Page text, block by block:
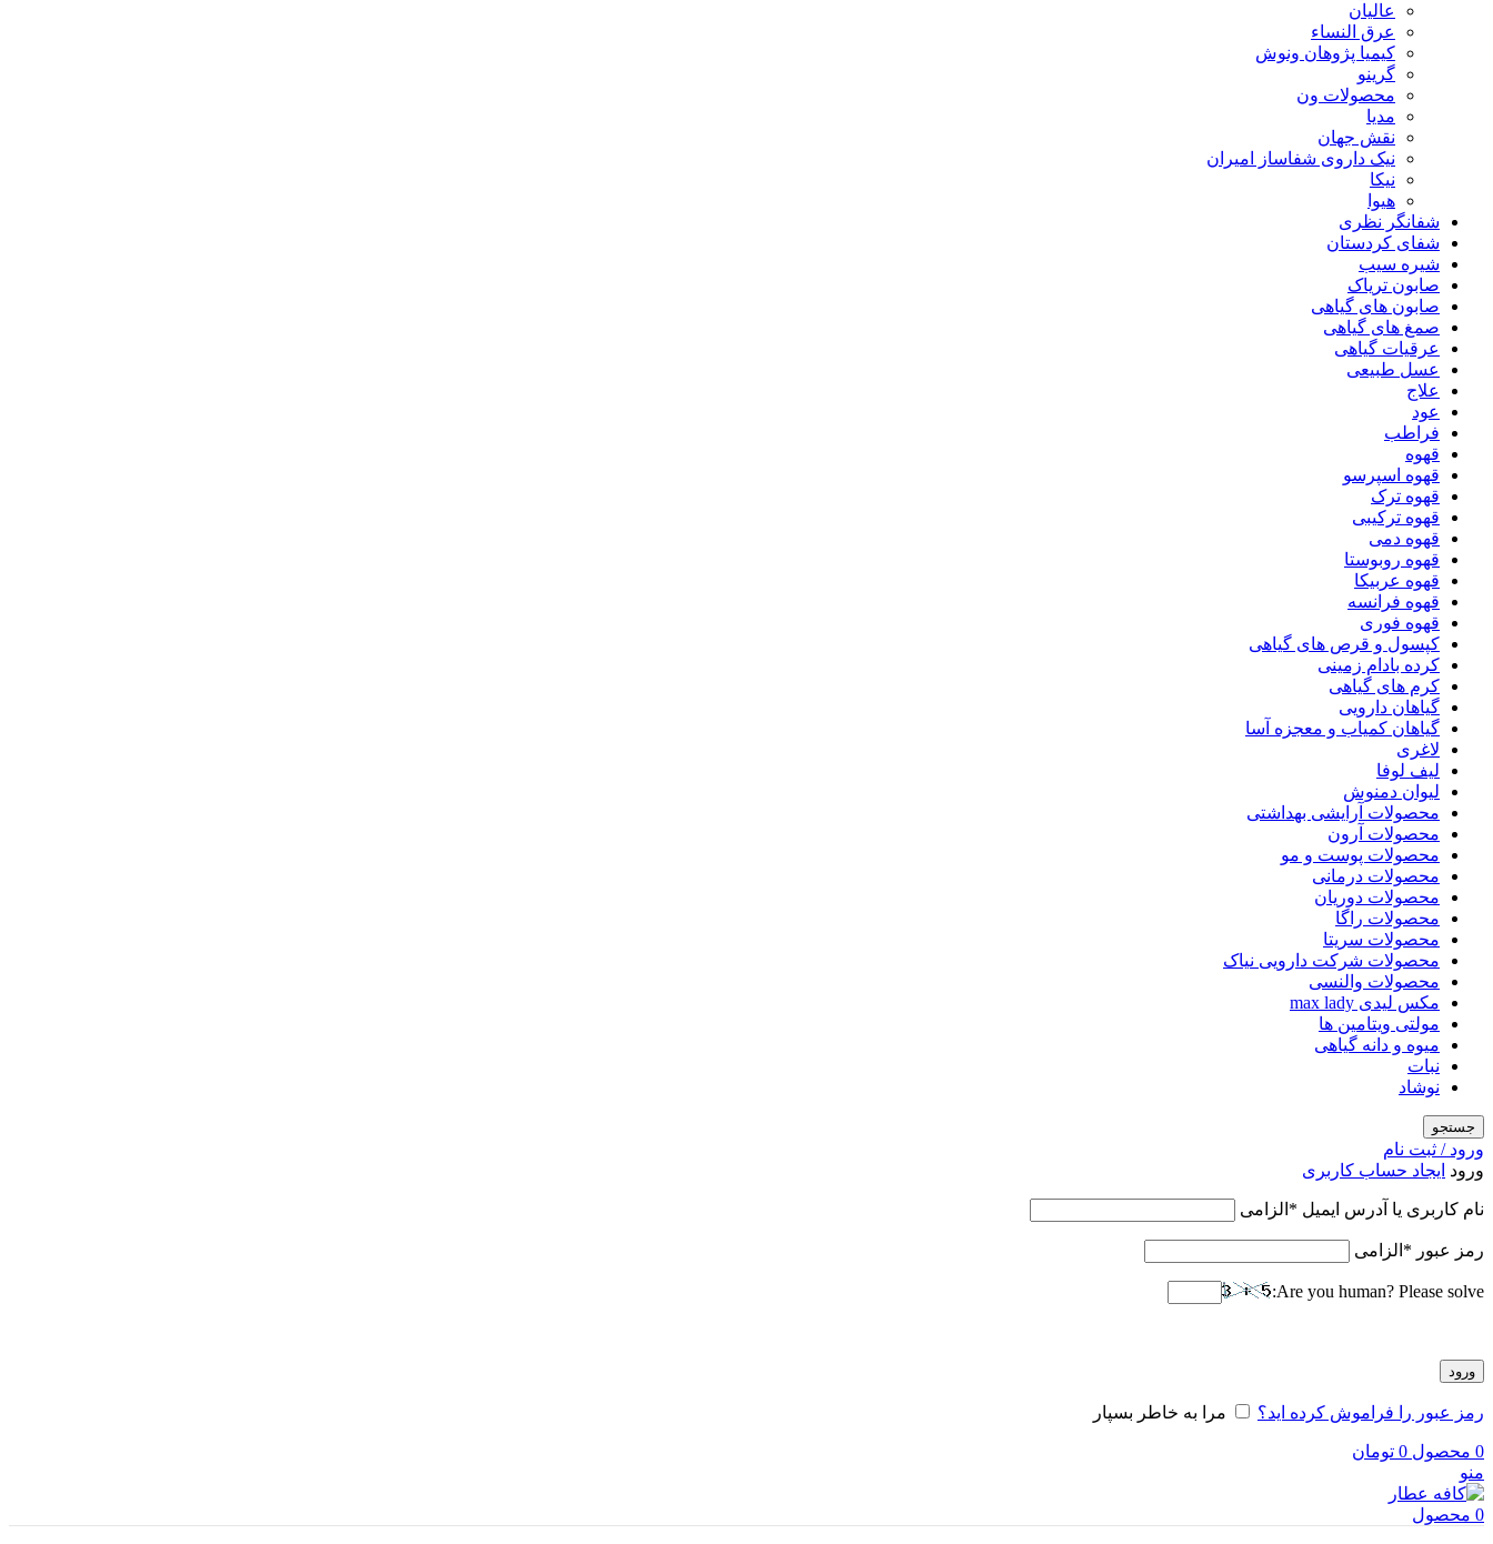
عالیان
عرق النساء
کیمیا پژوهان ونوش
گرینو
محصولات ون
مدیا
نقش جهان
نیک داروی شفاساز امیران
نیکا
هیوا
شفانگر نظری
شفای کردستان
شیره سیب
صابون تریاک
صابون های گیاهی
صمغ های گیاهی
عرقیات گیاهی
عسل طبیعی
علاج
عود
فراطب
قهوه
قهوه اسپرسو
قهوه ترک
قهوه ترکیبی
قهوه دمی
قهوه روبوستا
قهوه عربیکا
قهوه فرانسه
قهوه فوری
کپسول و قرص های گیاهی
کرده بادام زمینی
کرم های گیاهی
گیاهان دارویی
گیاهان کمیاب و معجزه آسا
لاغری
لیف لوفا
لیوان دمنوش
محصولات آرایشی بهداشتی
محصولات آرون
محصولات پوست و مو
محصولات درمانی
محصولات دوریان
محصولات راگا
محصولات سریتا
محصولات شرکت دارویی نیاک
محصولات والنسی
مکس لیدی max lady
مولتی ویتامین ها
میوه و دانه گیاهی
نبات
نوشاد
جستجو
ورود / ثبت نام
ورود ایجاد حساب کاربری
نام کاربری یا آدرس ایمیل * الزامی
رمز عبور * الزامی
Are you human? Please solve:
ورود
رمز عبور را فراموش کرده اید؟ مرا به خاطر بسپار
0 محصول 0 تومان
منو
0 محصول